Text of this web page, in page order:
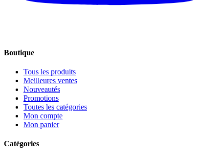
Boutique
Tous les produits
Meilleures ventes
Nouveautés
Promotions
Toutes les catégories
Mon compte
Mon panier
Catégories